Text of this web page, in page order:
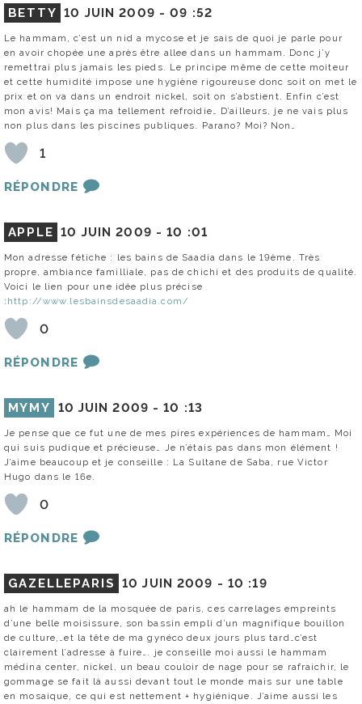
BETTY 10 JUIN 2009 -09 :52
Le hammam, c’est un nid a mycose et je sais de quoi je parle pour
en avoir chopée une après être allee dans un hammam. Donc j’y
remettrai plus jamais les pieds. Le principe même de cette moiteur
et cette humidité impose une hygiène rigoureuse donc soit on met le
prix et on va dans un endroit nickel, soit on s’abstient. Enfin c’est
mon avis! Mais ça ma tellement refroidie… D’ailleurs, je ne vais plus
non plus dans les piscines publiques. Parano? Moi? Non…
1
RÉPONDRE
APPLE 10 JUIN 2009 -10 :01
Mon adresse fétiche : les bains de Saadia dans le 19ème. Très
propre, ambiance familliale, pas de chichi et des produits de qualité.
Voici le lien pour une idée plus précise
: http://www.lesbainsdesaadia.com/
0
RÉPONDRE
MYMY 10 JUIN 2009 -10 :13
Je pense que ce fut une de mes pires expériences de hammam… Moi
qui suis pudique et précieuse… Je n’étais pas dans mon élément !
J’aime beaucoup et je conseille : La Sultane de Saba, rue Victor
Hugo dans le 16e.
0
RÉPONDRE
GAZELLEPARIS 10 JUIN 2009 - 10 :19
ah le hammam de la mosquée de paris, ces carrelages empreints
d’une belle moisissure, son bassin empli d’un magnifique bouillon
de culture,…et la tête de ma gynéco deux jours plus tard…c’est
clairement l’adresse à fuire…. je conseille moi aussi le hammam
médina center, nickel, un beau couloir de nage pour se rafraichir, le
gommage se fait là aussi devant tout le monde mais sur une table
en mosaique, ce qui est nettement + hygiénique. J’aime aussi les